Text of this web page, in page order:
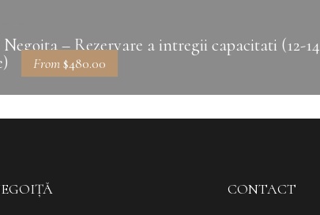
– Rezervare a intregii capacitati (12-14
From $480.00
CONTACT